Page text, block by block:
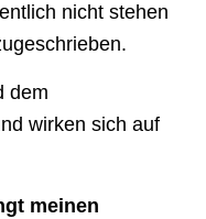
nicht stehen
dem
wirken sich auf
meinen